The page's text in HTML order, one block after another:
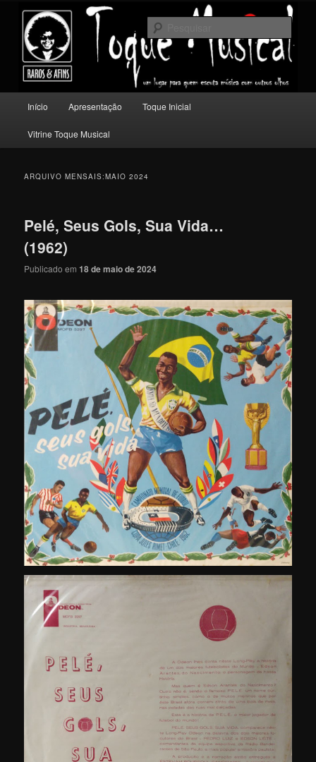
conteúdo
principal
conteúdo
secundário
Toque Musical
Um lugar para quem escuta música com outros olhos.
principal
Início Apresentação Toque Inicial
Vitrine Toque Musical
ARQUIVO MENSAIS:MAIO 2024
Pelé, Seus Gols, Sua Vida…
(1962)
Publicado em18 de maio de 2024